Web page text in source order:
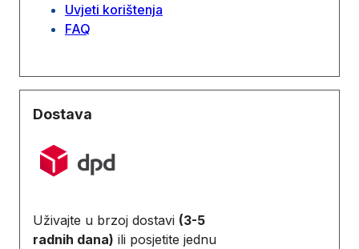
Uvjeti korištenja
FAQ
Dostava
Uživajte u brzoj dostavi (3-5
radnih dana) ili posjetite jednu